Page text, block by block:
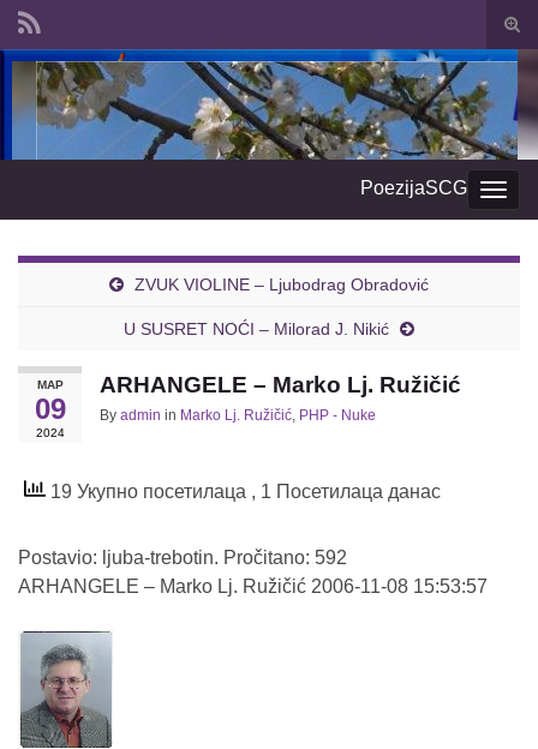
Search for:
PoezijaSCG
ZVUK VIOLINE – Ljubodrag Obradović
U SUSRET NOĆI – Milorad J. Nikić
МАР
09
2024
ARHANGELE – Marko Lj. Ružičić
By admin in Marko Lj. Ružičić, PHP - Nuke
19 Укупно посетилаца , 1 Посетилаца данас
Postavio: ljuba-trebotin. Pročitano: 592
ARHANGELE – Marko Lj. Ružičić 2006-11-08 15:53:57